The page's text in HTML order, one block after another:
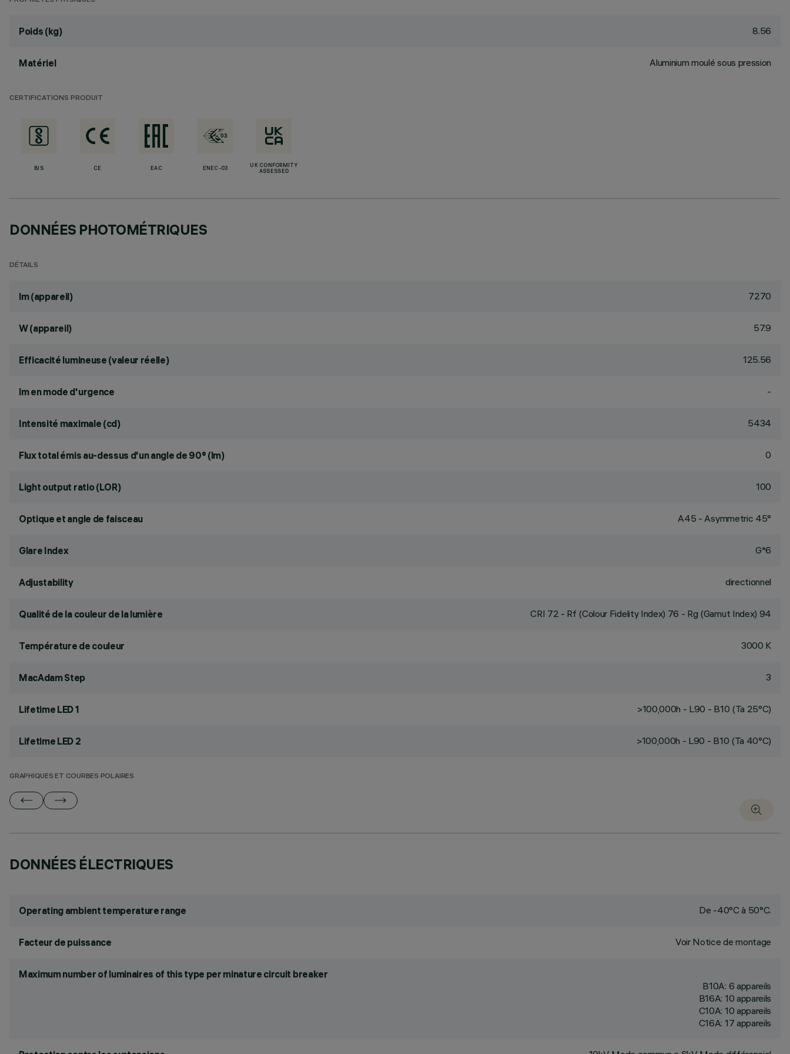
Poids (kg) 8.56
Matériel Aluminium moulé sous pression
CERTIFICATIONS PRODUIT
BIS CE EAC ENEC-03
UK CONFORMITY
ASSESSED
DONNÉES PHOTOMÉTRIQUES
DÉTAILS
lm (appareil) 7270
W (appareil) 57.9
Efficacité lumineuse (valeur réelle) 125.56
lm en mode d'urgence -
Intensité maximale (cd) 5434
Flux total émis au-dessus d'un angle de 90° (lm) 0
Light output ratio (LOR) 100
Optique et angle de faisceau A45 - Asymmetric 45°
Glare Index G*6
Adjustability directionnel
Qualité de la couleur de la lumière CRI 72 - Rf (Colour Fidelity Index) 76 - Rg (Gamut Index) 94
Température de couleur 3000 K
MacAdam Step 3
Lifetime LED 1 >100,000h - L90 - B10 (Ta 25°C)
Lifetime LED 2 >100,000h - L90 - B10 (Ta 40°C)
GRAPHIQUES ET COURBES POLAIRES
DONNÉES ÉLECTRIQUES
Operating ambient temperature range De -40°C à 50°C.
Facteur de puissance Voir Notice de montage
Maximum number of luminaires of this type per minature circuit breaker
B10A: 6 appareils
B16A: 10 appareils
C10A: 10 appareils
C16A: 17 appareils